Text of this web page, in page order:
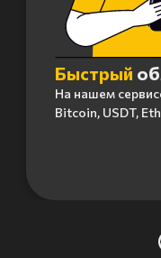
Быстрый
На нашем
Bitcoin, USDT,